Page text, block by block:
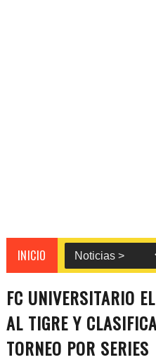
INICIO
FC UNIVERSITARIO
AL TIGRE Y
TORNEO POR SERIES